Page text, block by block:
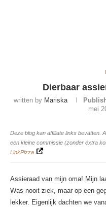
Dierbaar
written by Mariska
mei
Deze blog kan affiliate links bevatten.
een kleine commissie (zonder extra
LinkPizza
Assieraad van mijn oma! Mijn
Was nooit ziek, maar op een
lekker. Eigenlijk dachten we